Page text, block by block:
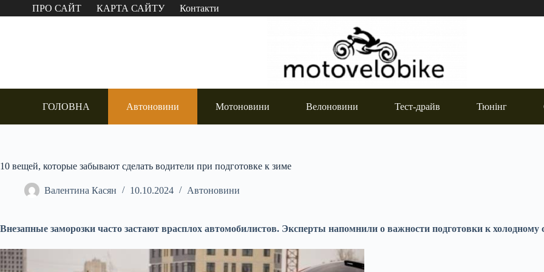
Перейти
до
ПРО САЙТ КАРТА САЙТУ Контакти
ГОЛОВНА Автоновини Мотоновини Велоновини Тест-драйв Тюнінг
10 вещей, которые забывают сделать водители при подготовке к зиме
Валентина Касян 10.10.2024 Автоновини
Внезапные заморозки часто застают врасплох автомобилистов. Эксперты напомнили о важности подготовки к холодному